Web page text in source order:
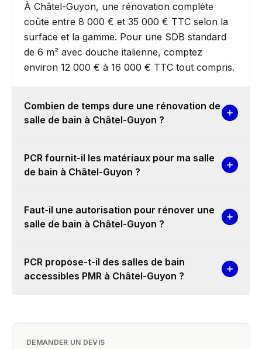
À Châtel-Guyon, une rénovation complète
coûte entre 8 000 € et 35 000 € TTC selon la
surface et la gamme. Pour une SDB standard
de 6 m² avec douche italienne, comptez
environ 12 000 € à 16 000 € TTC tout compris.
Combien de temps dure une rénovation de
salle de bain à Châtel-Guyon ?
PCR fournit-il les matériaux pour ma salle
de bain à Châtel-Guyon ?
Faut-il une autorisation pour rénover une
salle de bain à Châtel-Guyon ?
PCR propose-t-il des salles de bain
accessibles PMR à Châtel-Guyon ?
DEMANDER UN DEVIS